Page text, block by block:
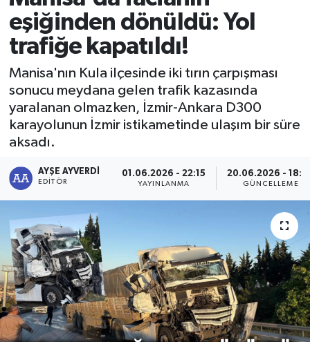
eşiğinden dönüldü: Yol
trafiğe kapatıldı!
Manisa'nın Kula ilçesinde iki tırın çarpışması
sonucu meydana gelen trafik kazasında
yaralanan olmazken, İzmir-Ankara D300
karayolunun İzmir istikametinde ulaşım bir süre
aksadı.
AYŞE AYVERDI
EDITÖR
01.06.2026 - 22:15
YAYINLANMA
20.06.2026 -
GÜNCELLEME
RESMİ İLAN
BİLİM VE TEKNOLOJİ
RESMİ İLAN
Yaşam
Tarih
Çevre
Dünya
İletişim
Künye
SPOR
Vefat